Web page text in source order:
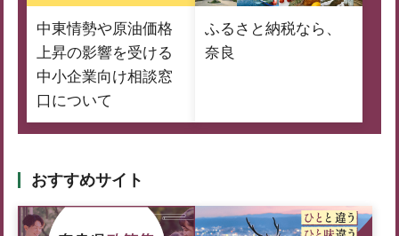
中東情勢や原油価格
上昇の影響を受ける
中小企業向け相談窓
口について
ふるさと納税なら、
奈良
おすすめサイト